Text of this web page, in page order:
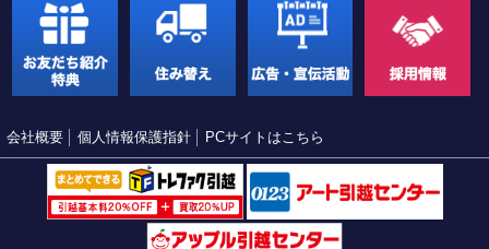
会社概要 個人情報保護指針 PCサイトはこちら